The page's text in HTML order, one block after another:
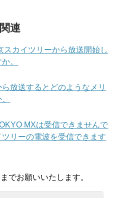
連
スカイツリーから放送開始し
。
放送するとどのようなメリ
MXは受信できませんで
リーの電波を受信できます
までお願いいたします。